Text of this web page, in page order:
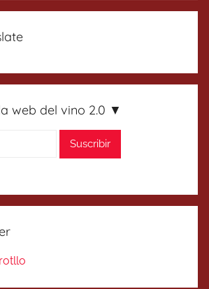
web del vino 2.0 ▼